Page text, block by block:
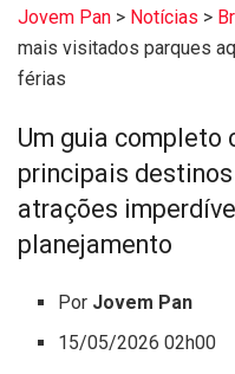
Jovem Pan > Notícias >
mais visitados parques
férias
Um guia completo
principais
atrações
planejamento
Por Jovem Pan
15/05/2026 02h00